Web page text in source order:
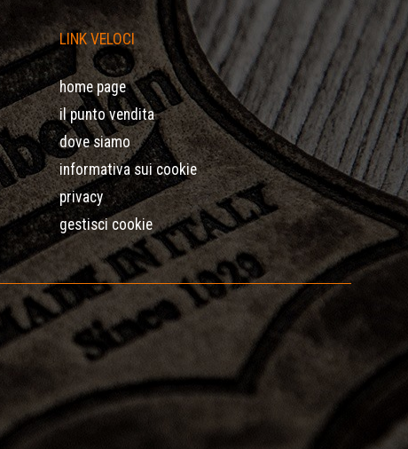
LINK VELOCI
home page
il punto vendita
dove siamo
informativa sui cookie
privacy
gestisci cookie